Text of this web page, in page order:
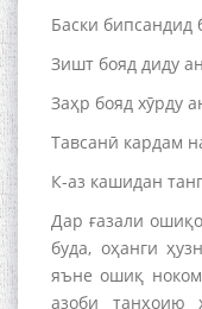
Баски бипсандид
Зишт бояд диду
Заҳр бояд хӯрду
Тавсанӣ кардам
К-аз кашидан
Дар ғазали
буда, оҳанги
яъне ошиқ
азоби танҳоию